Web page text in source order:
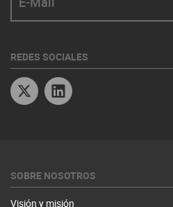
REDES SOCIALES
Twitter
SOBRE NOSOTROS
Visión y misión